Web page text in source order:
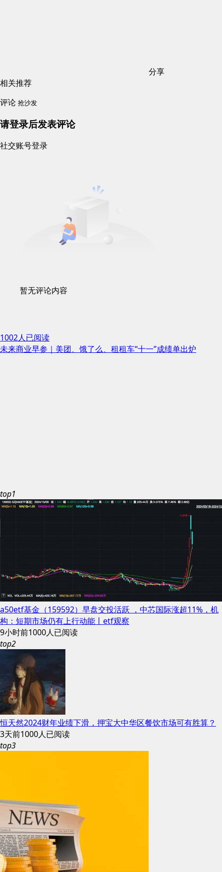
分享
相关推荐
评论 抢沙发
请登录后发表评论
社交账号登录
暂无评论内容
1002人已阅读
未来商业早参｜美团、饿了么、租租车“十一”成绩单出炉
top1
a50etf基金（159592）早盘交投活跃 ，中芯国际涨超11%，机
构：短期市场仍有上行动能丨etf观察
9小时前1000人已阅读
top2
恒天然2024财年业绩下滑，押宝大中华区餐饮市场可有胜算？
3天前1000人已阅读
top3